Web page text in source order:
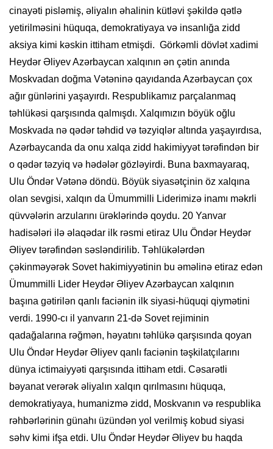
cinayəti pisləmiş, əliyalın əhalinin kütləvi şəkildə qətlə
yetirilməsini hüquqa, demokratiyaya və insanlığa zidd
aksiya kimi kəskin ittiham etmişdi. Görkəmli dövlət xadimi
Heydər Əliyev Azərbaycan xalqının ən çətin anında
Moskvadan doğma Vətəninə qayıdanda Azərbaycan çox
ağır günlərini yaşayırdı. Respublikamız parçalanmaq
təhlükəsi qarşısında qalmışdı. Xalqımızın böyük oğlu
Moskvada nə qədər təhdid və təzyiqlər altında yaşayırdısa,
Azərbaycanda da onu xalqa zidd hakimiyyət tərəfindən bir
o qədər təzyiq və hədələr gözləyirdi. Buna baxmayaraq,
Ulu Öndər Vətənə döndü. Böyük siyasətçinin öz xalqına
olan sevgisi, xalqın da Ümummilli Liderimizə inamı məkrli
qüvvələrin arzularını ürəklərində qoydu. 20 Yanvar
hadisələri ilə əlaqədar ilk rəsmi etiraz Ulu Öndər Heydər
Əliyev tərəfindən səsləndirilib. Təhlükələrdən
çəkinməyərək Sovet hakimiyyətinin bu əməlinə etiraz edən
Ümummilli Lider Heydər Əliyev Azərbaycan xalqının
başına gətirilən qanlı faciənin ilk siyasi-hüquqi qiymətini
verdi. 1990-cı il yanvarın 21-də Sovet rejiminin
qadağalarına rəğmən, həyatını təhlükə qarşısında qoyan
Ulu Öndər Heydər Əliyev qanlı faciənin təşkilatçılarını
dünya ictimaiyyəti qarşısında ittiham etdi. Cəsarətli
bəyanat verərək əliyalın xalqın qırılmasını hüquqa,
demokratiyaya, humanizmə zidd, Moskvanın və respublika
rəhbərlərinin günahı üzündən yol verilmiş kobud siyasi
səhv kimi ifşa etdi. Ulu Öndər Heydər Əliyev bu haqda